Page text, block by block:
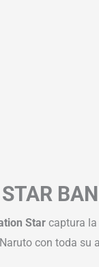
Star captura la
con toda su